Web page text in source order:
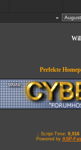
«
Perfekte
.: Script-Time: 0,016
Powered by ASP-